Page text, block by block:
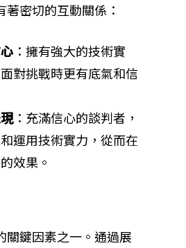
密切的互動關係：
：擁有強大的技術實
對挑戰時更有底氣和信
：充滿信心的談判者，
運用技術實力，從而在
效果。
關鍵因素之一。通過展